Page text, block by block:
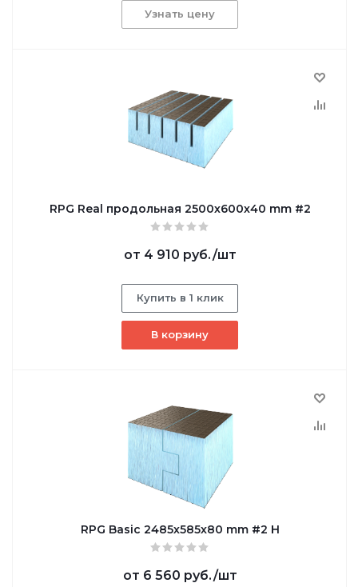
Узнать цену
RPG Real продольная 2500х600х40 mm #2
от 4 910 руб./шт
Купить в 1 клик
В корзину
RPG Basic 2485х585х80 mm #2 H
от 6 560 руб./шт